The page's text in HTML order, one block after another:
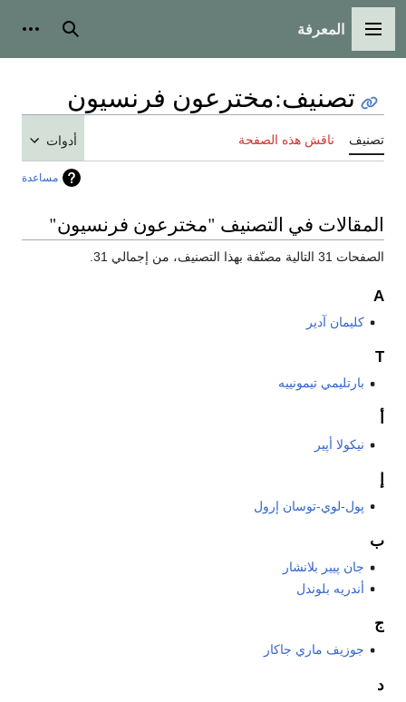
القائمة الرئيسية
المعرفة بحث
تصنيف:مخترعون فرنسيون
تصنيف ناقش هذه الصفحة أدوات
مساعدة
المقالات في التصنيف "مخترعون فرنسيون"
الصفحات 31 التالية مصنّفة بهذا التصنيف، من إجمالي 31.
A
كليمان آدير
T
بارتليمي تيمونييه
نيكولا أپير
إ
پول-لوي-توسان إرول
ب
جان پيير بلانشار
أندريه بلوندل
ج
جوزيف ماري جاكار
د